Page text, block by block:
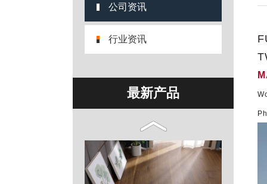
公司资讯
行业资讯
最新产品